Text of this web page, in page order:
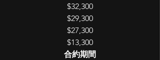
$32,300
$29,300
$27,300
$13,300
合約期間